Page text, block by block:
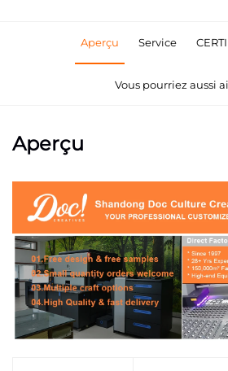
Aperçu Service
Vous pourriez aussi
Aperçu